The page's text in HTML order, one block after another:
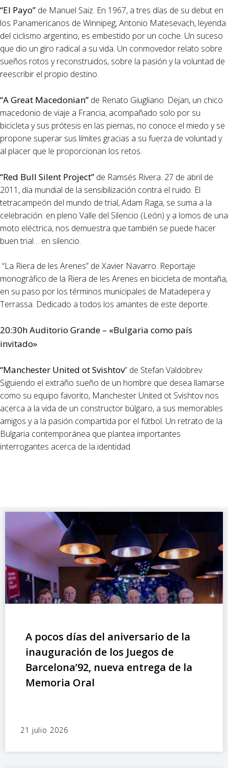
“El Payo” de Manuel Saiz. En 1967, a tres días de su debut en
los Panamericanos de Winnipeg, Antonio Matesevach, leyenda
del ciclismo argentino, es embestido por un coche. Un suceso
que dio un giro radical a su vida. Un conmovedor relato sobre
sueños rotos y reconstruidos, sobre la pasión y la voluntad de
reescribir el propio destino.
“A Great Macedonian” de Renato Giugliano. Dejan, un chico
macedonio de viaje a Francia, acompañado solo por su
bicicleta y sus prótesis en las piernas, no conoce el miedo y se
propone superar sus límites gracias a su fuerza de voluntad y
al placer que le proporcionan los retos.
“Red Bull Silent Project” de Ramsés Rivera. 27 de abril de
2011, día mundial de la sensibilización contra el ruido. El
tetracampeón del mundo de trial, Adam Raga, se suma a la
celebración: en pleno Valle del Silencio (León) y a lomos de una
moto eléctrica, nos demuestra que también se puede hacer
buen trial… en silencio.
“La Riera de les Arenes” de Xavier Navarro. Reportaje
monográfico de la Riera de les Arenes en bicicleta de montaña,
en su paso por los términos municipales de Matadepera y
Terrassa. Dedicado a todos los amantes de este deporte.
20:30h Auditorio Grande – «Bulgaria como país
invitado»
“Manchester United ot Svishtov” de Stefan Valdobrev.
Siguiendo el extraño sueño de un hombre que desea llamarse
como su equipo favorito, Manchester United ot Svishtov nos
acerca a la vida de un constructor búlgaro, a sus memorables
amigos y a la pasión compartida por el fútbol. Un retrato de la
Bulgaria contemporánea que plantea importantes
interrogantes acerca de la identidad.
A pocos días del aniversario de la
inauguración de los Juegos de
Barcelona’92, nueva entrega de la
Memoria Oral
21 julio 2026